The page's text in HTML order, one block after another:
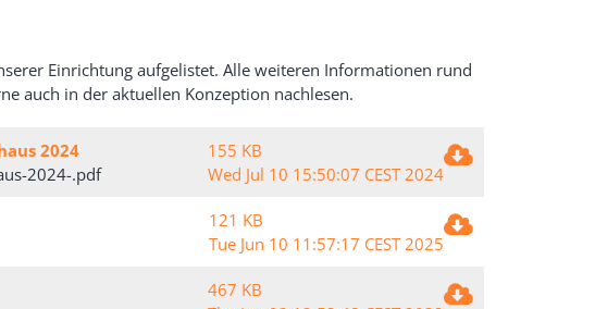
Einrichtung aufgelistet. Alle weiteren Informationen rund
auch in der aktuellen Konzeption nachlesen.
2024
2024-.pdf
155 KB
Wed Jul 10 15:50:07 CEST 2024
121 KB
Tue Jun 10 11:57:17 CEST 2025
467 KB